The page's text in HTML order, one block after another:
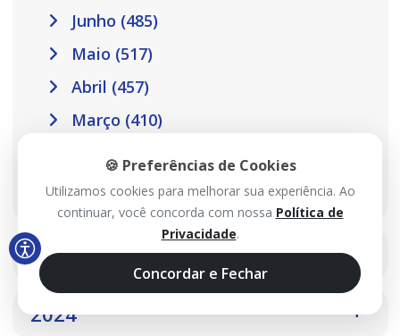
Junho (485)
Maio (517)
Abril (457)
Março (410)
Janeiro (302)
2025
2024
🍪 Preferências de Cookies
Utilizamos cookies para melhorar sua experiência. Ao
continuar, você concorda com nossa Política de
Privacidade.
Concordar e Fechar